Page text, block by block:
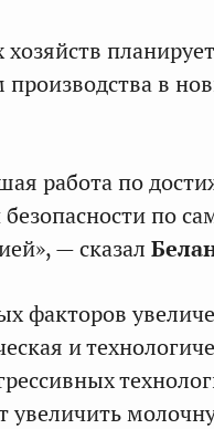
в
работа по
по
— сказал
факторов
и
увеличить